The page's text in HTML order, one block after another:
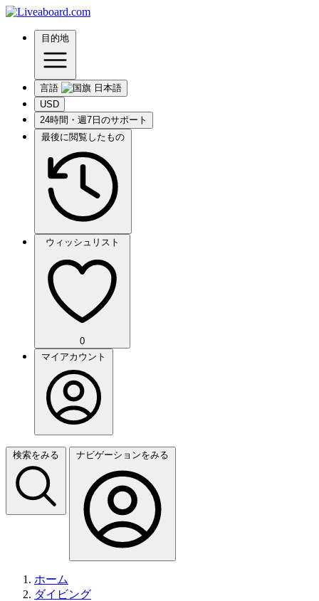
目的地
言語
USD
24時間・週7日のサポート
最後に閲覧したもの
ウィッシュリスト
0
マイアカウント
検索をみる ナビゲーションをみる
ホーム
ダイビング